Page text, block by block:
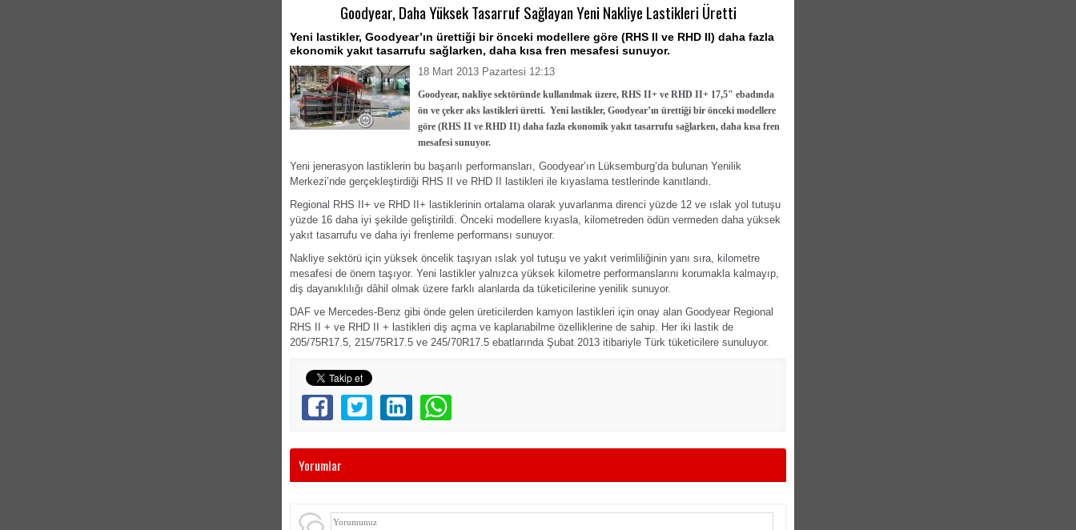
Goodyear, Daha Yüksek Tasarruf Sağlayan Yeni Nakliye Lastikleri Üretti
Yeni lastikler, Goodyear’ın ürettiği bir önceki modellere göre (RHS II ve RHD II) daha fazla
ekonomik yakıt tasarrufu sağlarken, daha kısa fren mesafesi sunuyor.
18 Mart 2013 Pazartesi 12:13
Goodyear, nakliye sektöründe kullanılmak üzere, RHS II+ ve RHD II+ 17,5" ebadında
ön ve çeker aks lastikleri üretti. Yeni lastikler, Goodyear’ın ürettiği bir önceki modellere
göre (RHS II ve RHD II) daha fazla ekonomik yakıt tasarrufu sağlarken, daha kısa fren
mesafesi sunuyor.
Yeni jenerasyon lastiklerin bu başarılı performansları, Goodyear’ın Lüksemburg’da bulunan Yenilik
Merkezi’nde gerçekleştirdiği RHS II ve RHD II lastikleri ile kıyaslama testlerinde kanıtlandı.
Regional RHS II+ ve RHD II+ lastiklerinin ortalama olarak yuvarlanma direnci yüzde 12 ve ıslak yol tutuşu
yüzde 16 daha iyi şekilde geliştirildi. Önceki modellere kıyasla, kilometreden ödün vermeden daha yüksek
yakıt tasarrufu ve daha iyi frenleme performansı sunuyor.
Nakliye sektörü için yüksek öncelik taşıyan ıslak yol tutuşu ve yakıt verimliliğinin yanı sıra, kilometre
mesafesi de önem taşıyor. Yeni lastikler yalnızca yüksek kilometre performanslarını korumakla kalmayıp,
diş dayanıklılığı dâhil olmak üzere farklı alanlarda da tüketicilerine yenilik sunuyor.
DAF ve Mercedes-Benz gibi önde gelen üreticilerden kamyon lastikleri için onay alan Goodyear Regional
RHS II + ve RHD II + lastikleri diş açma ve kaplanabilme özelliklerine de sahip. Her iki lastik de
205/75R17.5, 215/75R17.5 ve 245/70R17.5 ebatlarında Şubat 2013 itibariyle Türk tüketicilere sunuluyor.
Yorumlar